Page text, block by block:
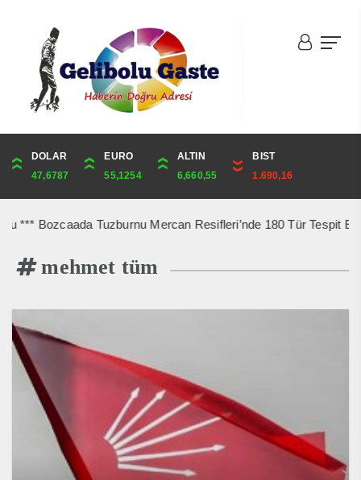
DOLAR
47,6787
EURO
55,1254
ALTIN
6,660,55
BIST
1.690,16
ONS
4,341,81
ALTIN
6,660,55
ÇEYREK
10,889,99
CUMHURİYET
44,750,00
Bozcaada Tuzburnu Mercan Resifleri’nde 180 Tür Tespit
mehmet tüm